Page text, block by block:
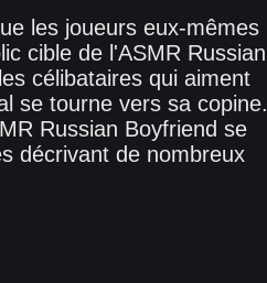
les joueurs eux-mêmes
cible de l'ASMR Russian
célibataires qui aiment
se tourne vers sa copine.
Russian Boyfriend se
décrivant de nombreux